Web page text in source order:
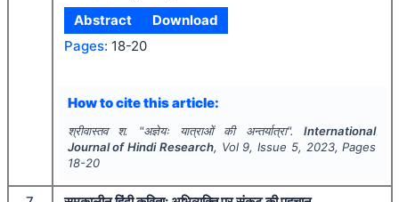
Abstract
Download
Pages: 18-20
How to cite this article:
श्रीवास्तव श. "अज्ञेयः यात्राओं की अन्तर्यात्रा".International
Journal of Hindi Research, Vol 9, Issue 5, 2023, Pages
18-20